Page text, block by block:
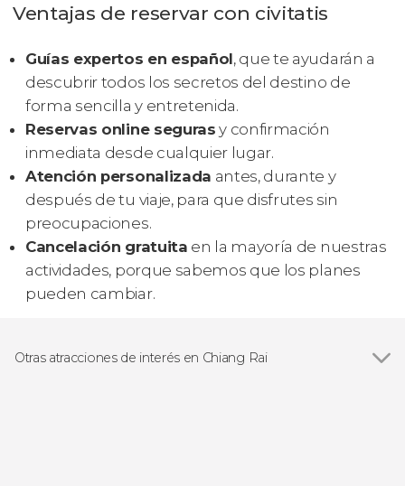
Ventajas de reservar con civitatis
Guías expertos en español, que te ayudarán a
descubrir todos los secretos del destino de
forma sencilla y entretenida.
Reservas online seguras y confirmación
inmediata desde cualquier lugar.
Atención personalizada antes, durante y
después de tu viaje, para que disfrutes sin
preocupaciones.
Cancelación gratuita en la mayoría de nuestras
actividades, porque sabemos que los planes
pueden cambiar.
Otras atracciones de interés en Chiang Rai